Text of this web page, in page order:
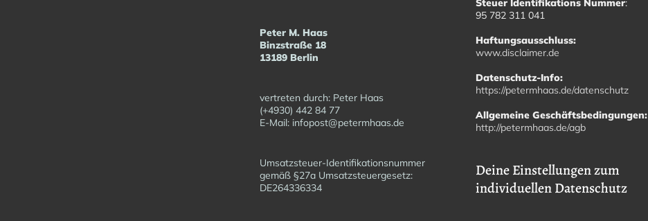
Peter M. Haas
Binzstraße 18
13189 Berlin
vertreten durch: Peter Haas
(+4930) 442 84 77
E-Mail: infopost@petermhaas.de
Umsatzsteuer-Identifikationsnummer
gemäß §27a Umsatzsteuergesetz:
DE264336334
Steuer Identifikations Nummer:
95 782 311 041
Haftungsausschluss:
www.disclaimer.de
Datenschutz-Info:
https://petermhaas.de/datenschutz
Allgemeine Geschäftsbedingungen:
http://petermhaas.de/agb
Deine Einstellungen zum
individuellen Datenschutz